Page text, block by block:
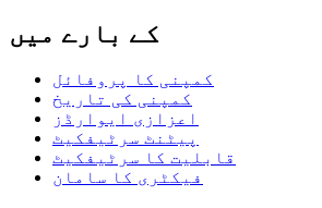
کے بارے میں
کمپنی کا پروفائل
کمپنی کی تاریخ
اعزازی ایوارڈز
پیٹنٹ سرٹیفکیٹ
قابلیت کا سرٹیفکیٹ
فیکٹری کا سامان